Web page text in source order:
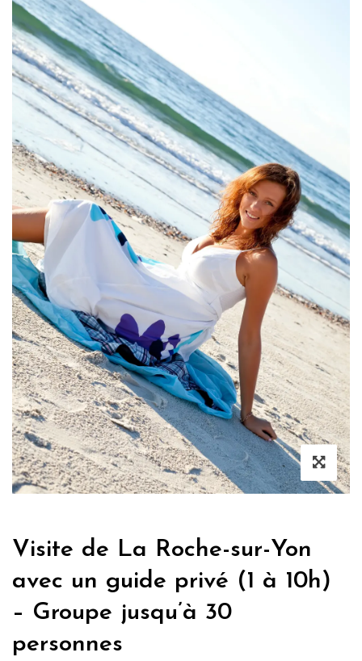
Visite de La Roche-sur-Yon
avec un guide privé (1 à 10h)
– Groupe jusqu’à 30
personnes